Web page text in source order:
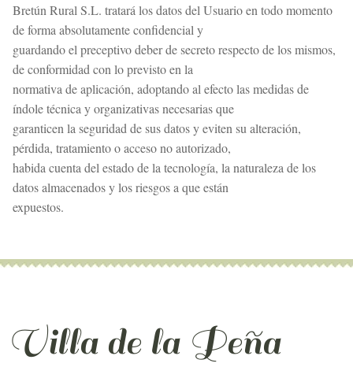
Bretún Rural S.L. tratará los datos del Usuario en todo momento
de forma absolutamente confidencial y
guardando el preceptivo deber de secreto respecto de los mismos,
de conformidad con lo previsto en la
normativa de aplicación, adoptando al efecto las medidas de
índole técnica y organizativas necesarias que
garanticen la seguridad de sus datos y eviten su alteración,
pérdida, tratamiento o acceso no autorizado,
habida cuenta del estado de la tecnología, la naturaleza de los
datos almacenados y los riesgos a que están
expuestos.
Villa de la Peña